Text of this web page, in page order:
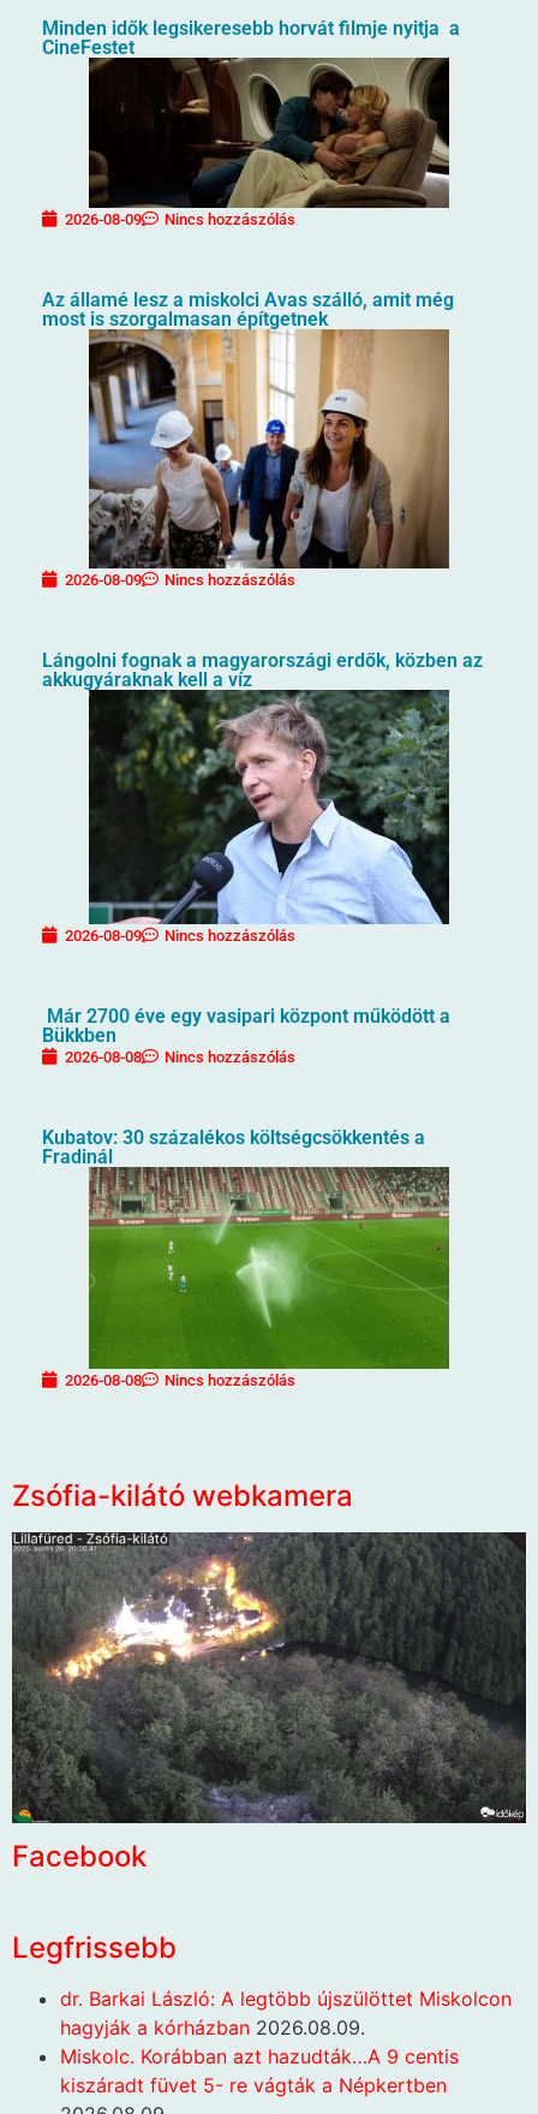
Minden idők legsikeresebb horvát filmje nyitja a
CineFestet
2026-08-09 Nincs hozzászólás
Az államé lesz a miskolci Avas szálló, amit még
most is szorgalmasan építgetnek
2026-08-09 Nincs hozzászólás
Lángolni fognak a magyarországi erdők, közben az
akkugyáraknak kell a víz
2026-08-09 Nincs hozzászólás
Már 2700 éve egy vasipari központ működött a
Bükkben
2026-08-08 Nincs hozzászólás
Kubatov: 30 százalékos költségcsökkentés a
Fradinál
2026-08-08 Nincs hozzászólás
Zsófia-kilátó webkamera
Facebook
Legfrissebb
dr. Barkai László: A legtöbb újszülöttet Miskolcon
hagyják a kórházban 2026.08.09.
Miskolc. Korábban azt hazudták…A 9 centis
kiszáradt füvet 5- re vágták a Népkertben